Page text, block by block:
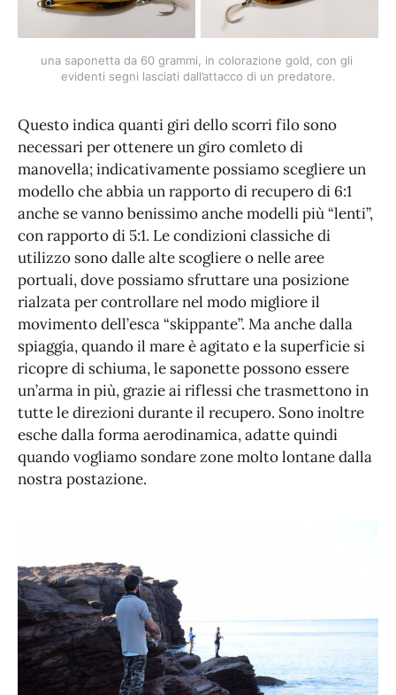
una saponetta da 60 grammi, in colorazione gold, con gli
evidenti segni lasciati dall’attacco di un predatore.
Questo indica quanti giri dello scorri filo sono
necessari per ottenere un giro comleto di
manovella; indicativamente possiamo scegliere un
modello che abbia un rapporto di recupero di 6:1
anche se vanno benissimo anche modelli più “lenti”,
con rapporto di 5:1. Le condizioni classiche di
utilizzo sono dalle alte scogliere o nelle aree
portuali, dove possiamo sfruttare una posizione
rialzata per controllare nel modo migliore il
movimento dell’esca “skippante”. Ma anche dalla
spiaggia, quando il mare è agitato e la superficie si
ricopre di schiuma, le saponette possono essere
un’arma in più, grazie ai riflessi che trasmettono in
tutte le direzioni durante il recupero. Sono inoltre
esche dalla forma aerodinamica, adatte quindi
quando vogliamo sondare zone molto lontane dalla
nostra postazione.